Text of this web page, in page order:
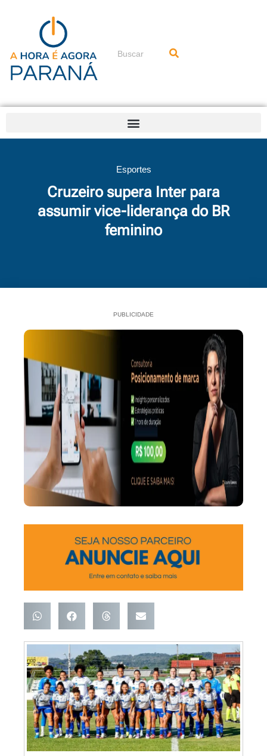
conteúdo
Pesquisar
Esportes
Cruzeiro supera Inter para
assumir vice-liderança do BR
feminino
PUBLICIDADE